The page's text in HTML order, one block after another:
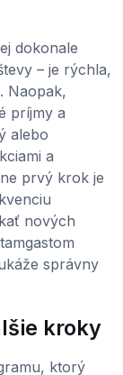
dokonale
– je rýchla,
Naopak,
príjmy a
alebo
a
prvý krok je
nových
správny
kroky
ktorý